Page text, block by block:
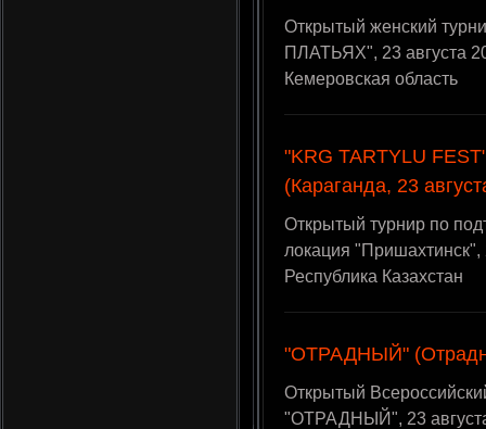
Открытый женский
ПЛАТЬЯХ", 23 августа
Кемеровская область
"KRG TARTYLU
(Караганда, 23
Открытый турнир по
локация "Пришахтинск",
Республика Казахстан
"ОТРАДНЫЙ"
Открытый
"ОТРАДНЫЙ", 23